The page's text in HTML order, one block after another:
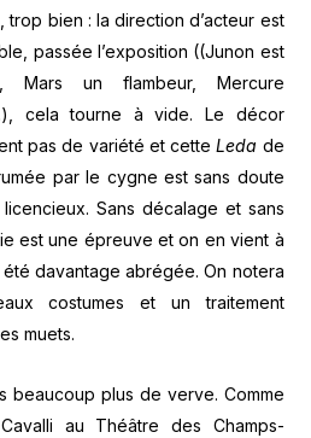
bien : la direction d’acteur est
passée l’exposition ((Junon est
Mars un flambeur, Mercure
cela tourne à vide. Le décor
pas de variété et cetteLeda de
par le cygne est sans doute
Sans décalage et sans
est une épreuve et on en vient à
été davantage abrégée. On notera
costumes et un traitement
muets.
beaucoup plus de verve. Comme
au Théâtre des Champs-